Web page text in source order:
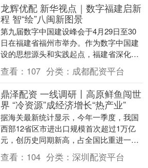
龙辉优配 新华视点｜数字福建启新
程 智“绘”八闽新图景
第九届数字中国建设峰会于4月29日至30
日在福建省福州市举办。作为数字中国建
设的思想源头和实践起点，福建省深化数
字中国建设综合试点，推进数字化全面赋
能工作，锚定....
查看： 107 分类： 成都配资平台
鼎泽配资 一线调研丨高原鲜鱼闯世
界 “冷资源”成经济增长“热产业”
据海关最新统计显示，今年一季度，我国
西部12省区市进出口规模首次超过1万亿
元，创历史同期新高，占全国比重进一步
提升至9.9%。 今年一季度，我国西部地区
货物贸易....
查看： 104 分类： 深圳配资平台